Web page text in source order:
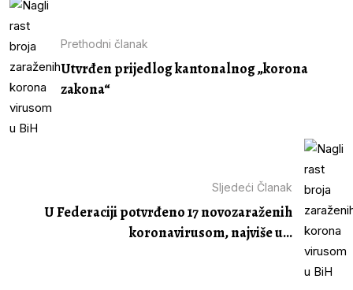
Prethodni članak
Utvrđen prijedlog kantonalnog „korona
zakona“
Sljedeći Članak
U Federaciji potvrđeno 17 novozaraženih
koronavirusom, najviše u...